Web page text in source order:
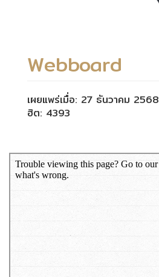
Webboard
เผยแพร่เมื่อ: 27 ธันวาคม 2568
ฮิต: 4393